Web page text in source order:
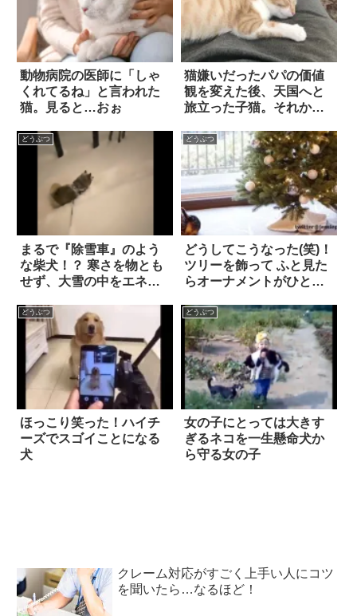
動物病院の医師に「しゃ
くれてるね」と言われた
猫。見ると…おぉ
猫嫌いだったパパの価値
観を変えた後、天国へと
旅立った子猫。それから
の出会い』が訪れる
どうぶつ
まるで『除雪車』のよう
な柴犬！？ 寒さを物とも
せず、大雪の中をエネル
ネット中がほっこり！！
どうぶつ
どうしてこうなった(笑)！
ツリーを飾って ふと見た
らオーナメントがひとつ
どうぶつ
ほっこり笑った！ハイチ
ーズでスゴイことになる
犬
どうぶつ
女の子にとっては大きす
ぎるネコを一生懸命犬か
ら守る女の子
クレーム対応がすごく上手い人にコツ
を聞いたら…なるほど！